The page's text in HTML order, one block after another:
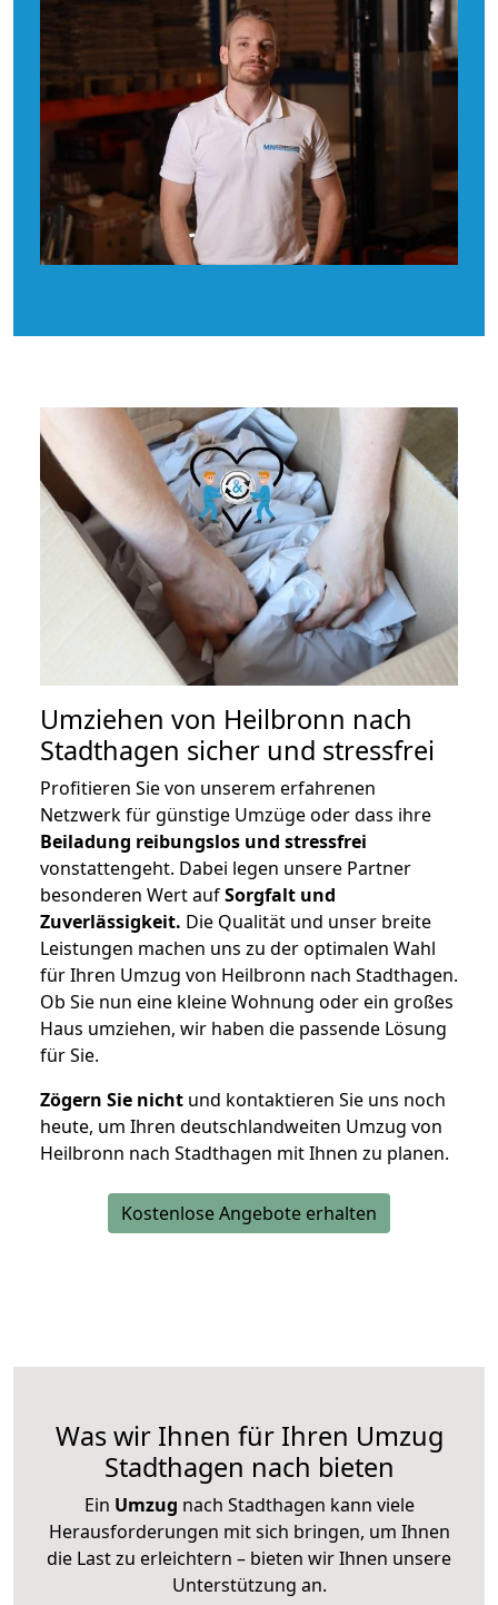
Umziehen von Heilbronn nach
Stadthagen sicher und stressfrei
Profitieren Sie von unserem erfahrenen
Netzwerk für günstige Umzüge oder dass ihre
Beiladung reibungslos und stressfrei
vonstattengeht. Dabei legen unsere Partner
besonderen Wert aufSorgfalt und
Zuverlässigkeit. Die Qualität und unser breite
Leistungen machen uns zu der optimalen Wahl
für Ihren Umzug von Heilbronn nach Stadthagen.
Ob Sie nun eine kleine Wohnung oder ein großes
Haus umziehen, wir haben die passende Lösung
für Sie.
Zögern Sie nicht und kontaktieren Sie uns noch
heute, um Ihren deutschlandweiten Umzug von
Heilbronn nach Stadthagen mit Ihnen zu planen.
Kostenlose Angebote erhalten
Was wir Ihnen für Ihren Umzug
Stadthagen nach bieten
Ein Umzug nach Stadthagen kann viele
Herausforderungen mit sich bringen, um Ihnen
die Last zu erleichtern – bieten wir Ihnen unsere
Unterstützung an.